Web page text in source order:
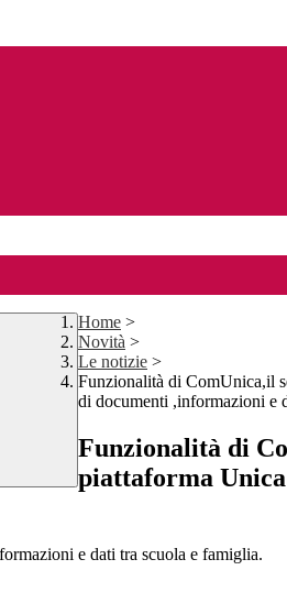
Home >
Novità >
Le notizie >
Funzionalità di ComUnica,il
di documenti ,informazioni e
Funzionalità di
piattaforma
e dati tra scuola e famiglia.